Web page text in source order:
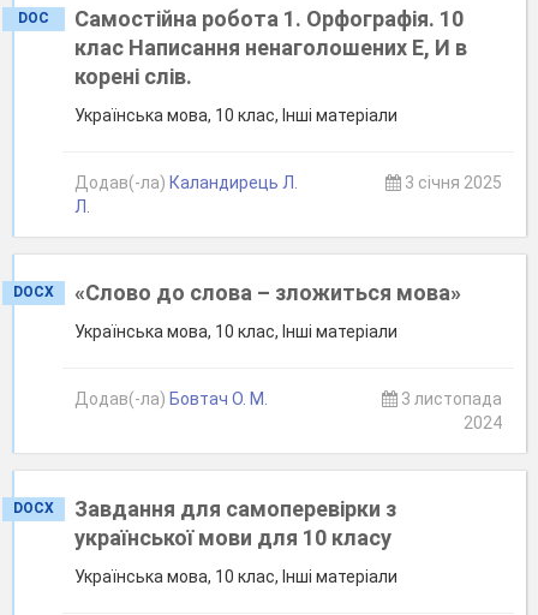
DOC
Самостійна робота 1. Орфографія. 10
клас Написання ненаголошених Е, И в
корені слів.
Українська мова, 10 клас, Інші матеріали
Додав(-ла) Каландирець Л.
Л.
3 січня 2025
DOCX «Слово до слова – зложиться мова»
Українська мова, 10 клас, Інші матеріали
Додав(-ла) Бовтач О. М.
3 листопада
2024
DOCX
Завдання для самоперевірки з
української мови для 10 класу
Українська мова, 10 клас, Інші матеріали